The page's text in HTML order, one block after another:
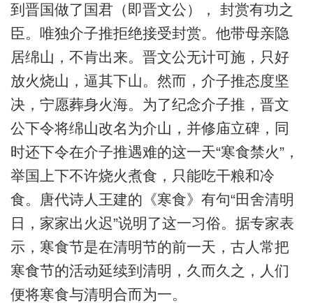
到晋国做了国君（即晋文公）， 封赏有功之
臣。唯独介子推拒绝接受封赏。他带母亲隐
居绵山，不肯出来。晋文公无计可施，只好
放火烧山，逼其下山。然而，介子推态度坚
决，宁愿葬身火海。为了纪念介子推，晋文
公下令将绵山改名为介山，并修庙立碑，同
时还下令在介子推遇难的这一天“寒食禁火”，
举国上下不许烧火煮食，只能吃干粮和冷
食。唐代诗人王建的《寒食》有句“田舍清明
日，家家出火迟”说明了这一习俗。据专家表
示，寒食节是在清明节的前一天，古人常把
寒食节的活动延续到清明，久而久之，人们
便将寒食与清明合而为一。